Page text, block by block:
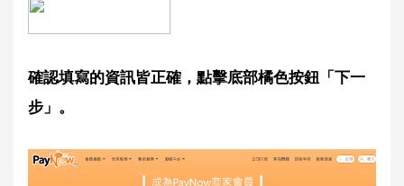
確認填寫的資訊皆正確，點擊底部橘色按鈕「下一
步」。